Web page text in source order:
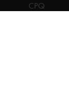
CPQ